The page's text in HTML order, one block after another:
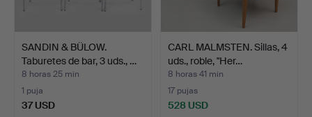
SANDIN & BÜLOW.
Taburetes de bar, 3 uds., …
8 horas 25 min
1 puja
37 USD
CARL MALMSTEN. Sillas, 4
uds., roble, "Her…
8 horas 41 min
17 pujas
528 USD